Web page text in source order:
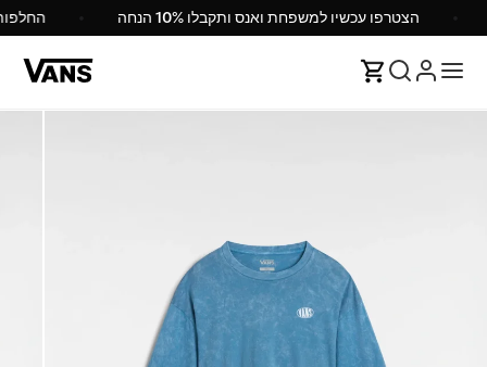
הצטרפו עכשיו למשפחת ואנס ותקבלו 10% הנחה